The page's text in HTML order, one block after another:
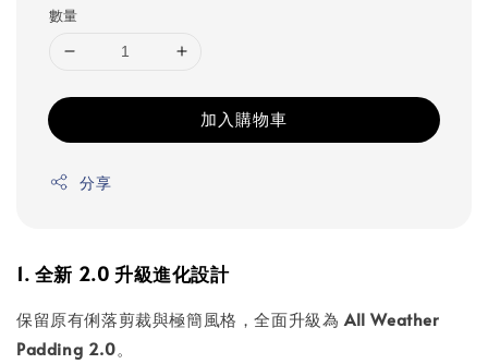
數量
加入購物車
分享
1. 全新 2.0 升級進化設計
保留原有俐落剪裁與極簡風格，全面升級為 All Weather
Padding 2.0。